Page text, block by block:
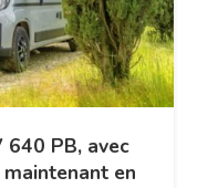
640 PB, avec
en